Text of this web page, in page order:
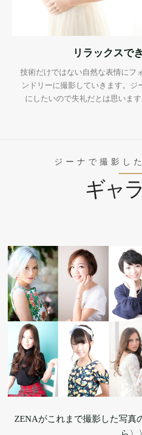
リラックスで
技術だけではない自然な表情にフ
ンドリーに撮影していきます。ジ
にしたいので失礼だとは思いま
ジーナで撮影し
ギャ
ZENAがこれまで撮影した写真